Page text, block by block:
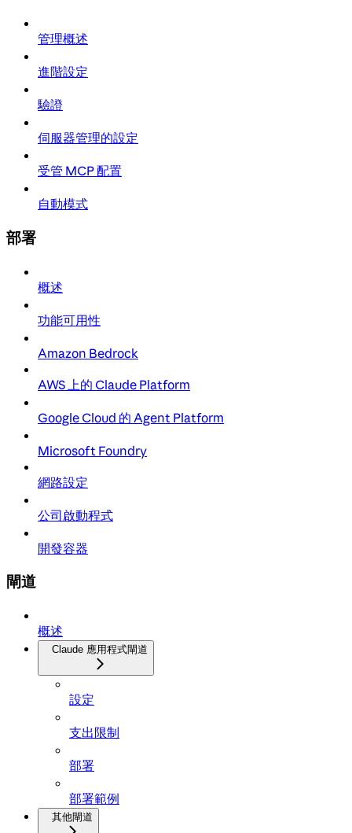
管理概述
進階設定
驗證
伺服器管理的設定
受管 MCP 配置
自動模式
部署
概述
功能可用性
Amazon Bedrock
AWS 上的 Claude Platform
Google Cloud 的 Agent Platform
Microsoft Foundry
網路設定
公司啟動程式
開發容器
閘道
概述
Claude 應用程式閘道
設定
支出限制
部署
部署範例
其他閘道